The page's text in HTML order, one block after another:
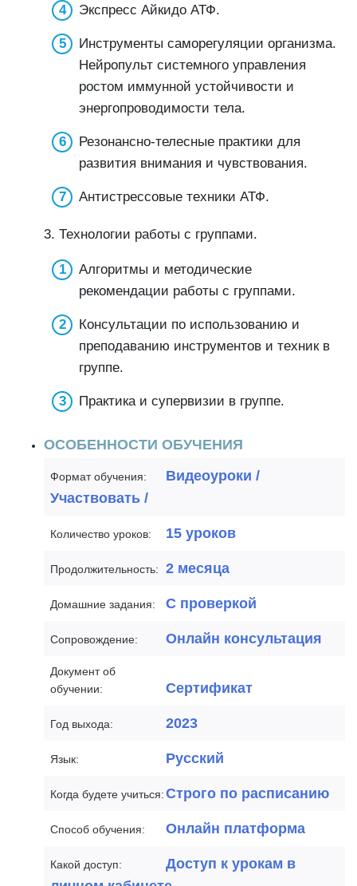
Экспресс Айкидо АТФ.
Инструменты саморегуляции организма.
Нейропульт системного управления
ростом иммунной устойчивости и
энергопроводимости тела.
Резонансно-телесные практики для
развития внимания и чувствования.
Антистрессовые техники АТФ.
3. Технологии работы с группами.
Алгоритмы и методические
рекомендации работы с группами.
Консультации по использованию и
преподаванию инструментов и техник в
группе.
Практика и супервизии в группе.
ОСОБЕННОСТИ ОБУЧЕНИЯ
Формат обучения:
Видеоуроки /
Участвовать /
Количество уроков: 15 уроков
Продолжительность: 2 месяца
Домашние задания: С проверкой
Сопровождение: Онлайн консультация
Документ об
обучении:
Сертификат
Год выхода: 2023
Язык: Русский
Когда будете учиться:Строго по расписанию
Способ обучения: Онлайн платформа
Какой доступ:
Доступ к урокам в